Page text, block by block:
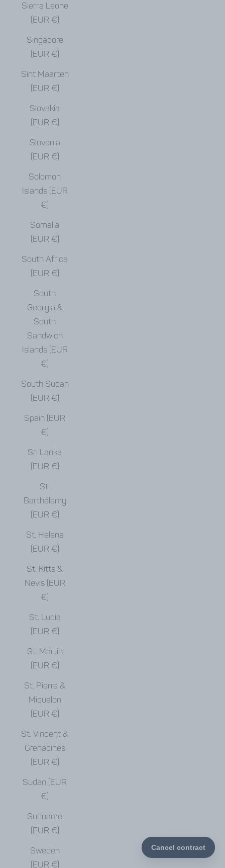
Sierra Leone
(EUR €)
Singapore
(EUR €)
Sint Maarten
(EUR €)
Slovakia
(EUR €)
Slovenia
(EUR €)
Solomon
Islands (EUR
€)
Somalia
(EUR €)
South Africa
(EUR €)
South
Georgia &
South
Sandwich
Islands (EUR
€)
South Sudan
(EUR €)
Spain (EUR
€)
Sri Lanka
(EUR €)
St.
Barthélemy
(EUR €)
St. Helena
(EUR €)
St. Kitts &
Nevis (EUR
€)
St. Lucia
(EUR €)
St. Martin
(EUR €)
St. Pierre &
Miquelon
(EUR €)
St. Vincent &
Grenadines
(EUR €)
Sudan (EUR
€)
Suriname
(EUR €)
Sweden
(EUR €)